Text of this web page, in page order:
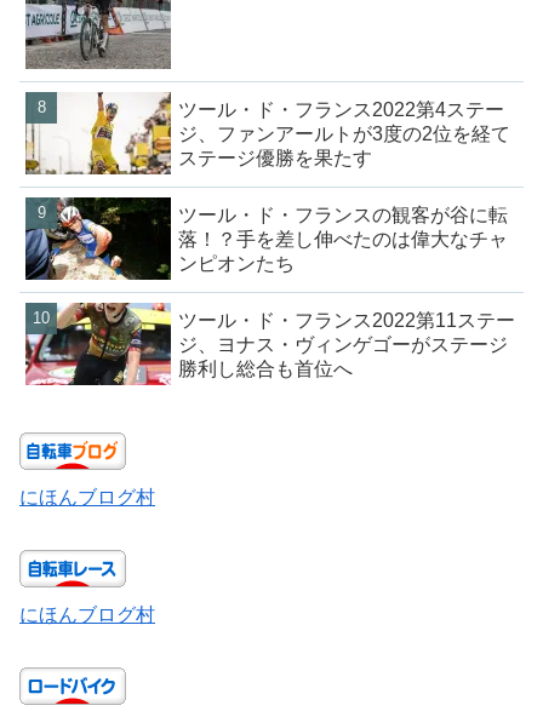
ツール・ド・フランス2022第4ステー
ジ、ファンアールトが3度の2位を経て
ステージ優勝を果たす
ツール・ド・フランスの観客が谷に転
落！？手を差し伸べたのは偉大なチャ
ンピオンたち
ツール・ド・フランス2022第11ステー
ジ、ヨナス・ヴィンゲゴーがステージ
勝利し総合も首位へ
にほんブログ村
にほんブログ村